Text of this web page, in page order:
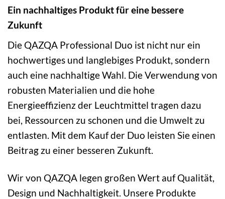
Ein nachhaltiges Produkt für eine bessere
Zukunft
Die QAZQA Professional Duo ist nicht nur ein
hochwertiges und langlebiges Produkt, sondern
auch eine nachhaltige Wahl. Die Verwendung von
robusten Materialien und die hohe
Energieeffizienz der Leuchtmittel tragen dazu
bei, Ressourcen zu schonen und die Umwelt zu
entlasten. Mit dem Kauf der Duo leisten Sie einen
Beitrag zu einer besseren Zukunft.
Wir von QAZQA legen großen Wert auf Qualität,
Design und Nachhaltigkeit. Unsere Produkte